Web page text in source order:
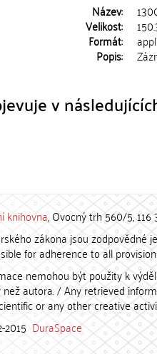
Název:
Velikost:
Formát:
Popis:
v
knihovna, Ovocný trh 560/5, 116
zákona jsou zodpovědné
for adherence to all
nemohou být použity k
autora. / Any retrieved
or any other creative
DuraSpace